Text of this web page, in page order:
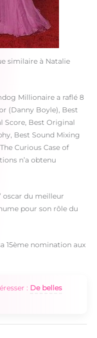
similaire à Natalie
Millionaire a raflé 8
(Danny Boyle), Best
Score, Best Original
Best Sound Mixing
Curious Case of
n’a obtenu
oscar du meilleur
pour son rôle du
15ème nomination aux
: De belles